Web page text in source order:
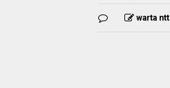
warta ntt